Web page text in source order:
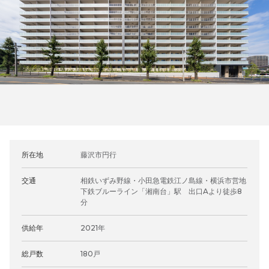
所在地 藤沢市円行
交通
相鉄いずみ野線・小田急電鉄江ノ島線・横浜市営地
下鉄ブルーライン「湘南台」駅 出口Aより徒歩8
分
供給年 2021年
総戸数 180戸